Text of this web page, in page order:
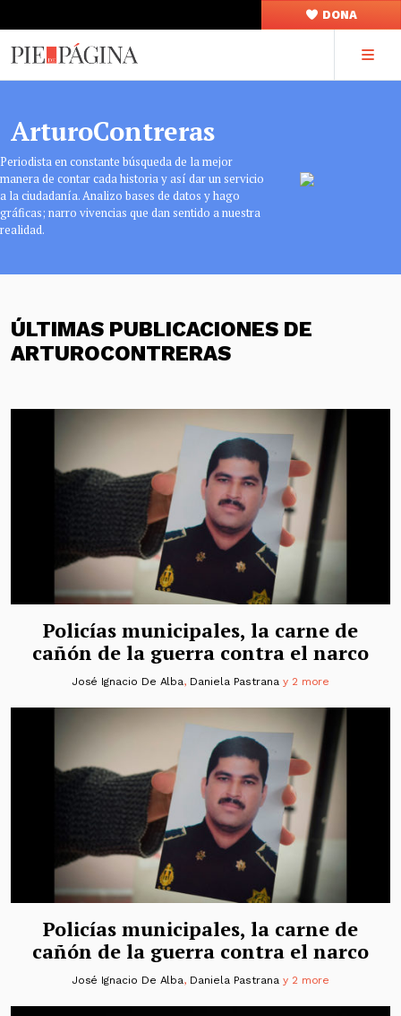
DONA
ArturoContreras
Periodista en constante búsqueda de la mejor
manera de contar cada historia y así dar un servicio
a la ciudadanía. Analizo bases de datos y hago
gráficas; narro vivencias que dan sentido a nuestra
realidad.
ÚLTIMAS PUBLICACIONES DE
ARTUROCONTRERAS
Policías municipales, la carne de
cañón de la guerra contra el narco
José Ignacio De Alba, Daniela Pastranay 2 more
Policías municipales, la carne de
cañón de la guerra contra el narco
José Ignacio De Alba, Daniela Pastranay 2 more